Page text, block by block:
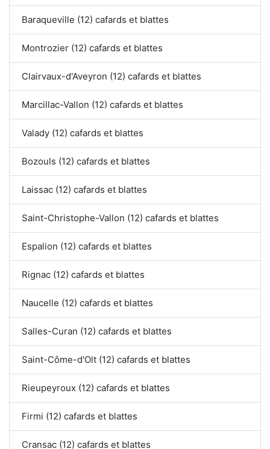
Baraqueville (12) cafards et blattes
Montrozier (12) cafards et blattes
Clairvaux-d'Aveyron (12) cafards et blattes
Marcillac-Vallon (12) cafards et blattes
Valady (12) cafards et blattes
Bozouls (12) cafards et blattes
Laissac (12) cafards et blattes
Saint-Christophe-Vallon (12) cafards et blattes
Espalion (12) cafards et blattes
Rignac (12) cafards et blattes
Naucelle (12) cafards et blattes
Salles-Curan (12) cafards et blattes
Saint-Côme-d'Olt (12) cafards et blattes
Rieupeyroux (12) cafards et blattes
Firmi (12) cafards et blattes
Cransac (12) cafards et blattes